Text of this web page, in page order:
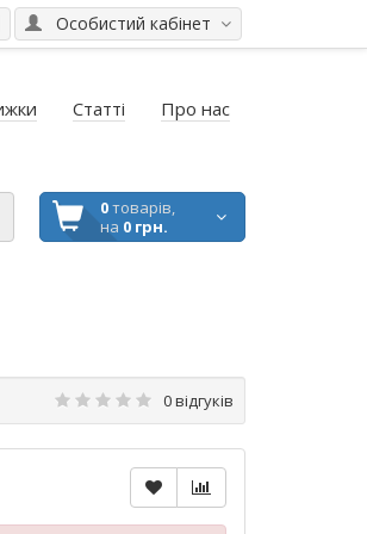
Особистий кабінет
Статті Про нас
0товарів,
на 0 грн.
0 відгуків